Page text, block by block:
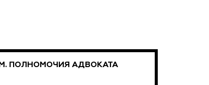
ПОЛНОМОЧИЯ АДВОКАТА